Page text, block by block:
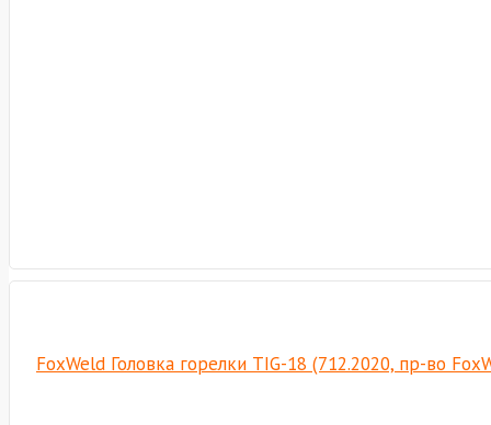
FoxWeld Головка горелки TIG-18 (712.2020, пр-во